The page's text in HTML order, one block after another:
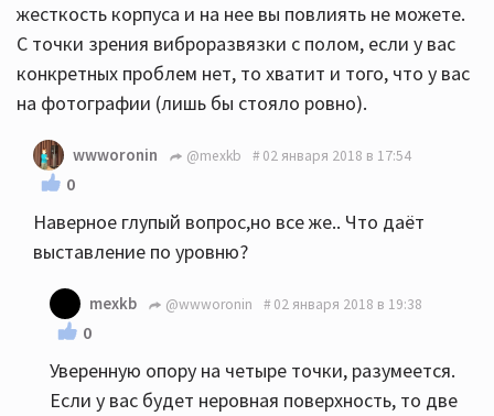
жесткость корпуса и на нее вы повлиять не можете.
С точки зрения виброразвязки с полом, если у вас
конкретных проблем нет, то хватит и того, что у вас
на фотографии (лишь бы стояло ровно).
wwworonin @mexkb 02 января 2018 в 17:54
0
Наверное глупый вопрос,но все же.. Что даёт
выставление по уровню?
mexkb @wwworonin 02 января 2018 в 19:38
0
Уверенную опору на четыре точки, разумеется.
Если у вас будет неровная поверхность, то две